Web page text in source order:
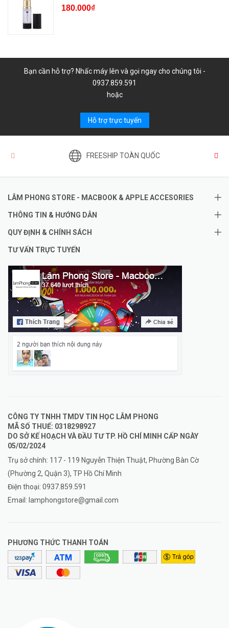
180.000₫
Bạn cần hỗ trợ? Nhấc máy lên và gọi ngay cho chúng tôi -
0937.859.591
hoặc
Hỗ trợ trực tuyến
FREESHIP TOÀN QUỐC
LÂM PHONG STORE - MACBOOK & APPLE ACCESORIES
THÔNG TIN & HƯỚNG DẪN
QUY ĐỊNH & CHÍNH SÁCH
TƯ VẤN TRỰC TUYẾN
CÔNG TY TNHH TMDV TIN HỌC LÂM PHONG
MÃ SỐ THUẾ: 0318298927
DO SỞ KẾ HOẠCH VÀ ĐẦU TƯ TP. HỒ CHÍ MINH CẤP NGÀY
05/02/2024
Trụ sở chính: 117 - 119 Nguyễn Thiện Thuật, Phường Bàn Cờ
(Phường 2, Quận 3), TP Hồ Chí Minh
Điện thoại: 0937.859.591
Email: lamphongstore@gmail.com
PHƯƠNG THỨC THANH TOÁN